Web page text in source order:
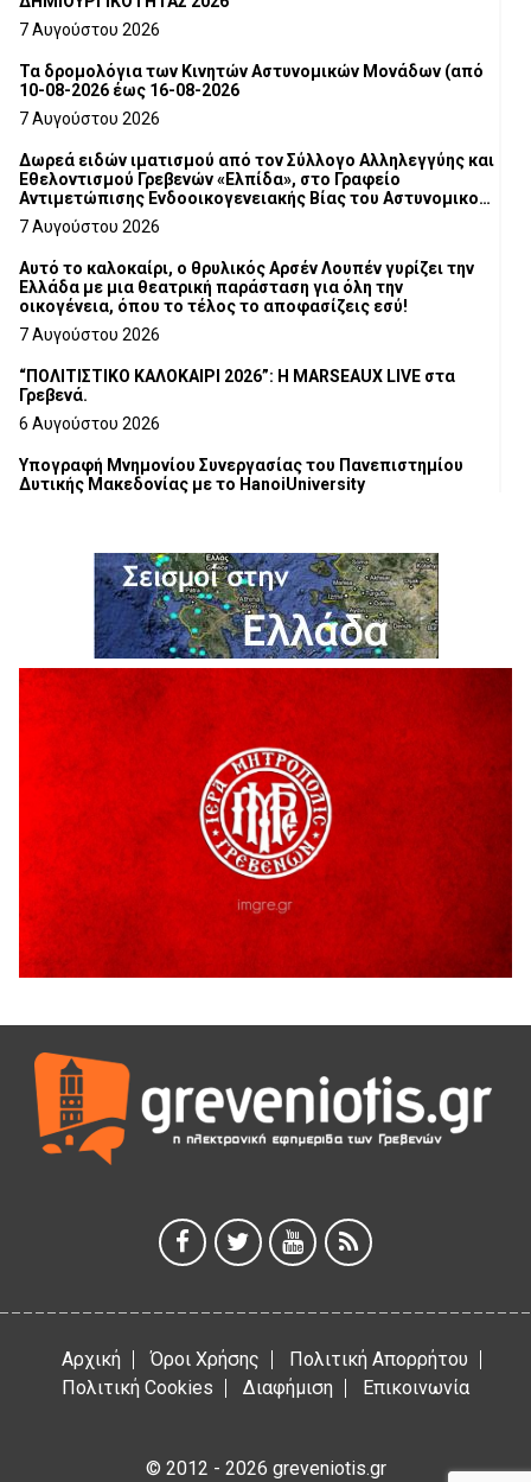
7 Αυγούστου 2026
Τα δρομολόγια των Κινητών Αστυνομικών Μονάδων (από
10-08-2026 έως 16-08-2026
7 Αυγούστου 2026
Δωρεά ειδών ιματισμού από τον Σύλλογο Αλληλεγγύης και
Εθελοντισμού Γρεβενών «Ελπίδα», στο Γραφείο
Αντιμετώπισης Ενδοοικογενειακής Βίας του Αστυνομικού
Τμήματος Γρεβενών
7 Αυγούστου 2026
Αυτό το καλοκαίρι, ο θρυλικός Αρσέν Λουπέν γυρίζει την
Ελλάδα με μια θεατρική παράσταση για όλη την
οικογένεια, όπου το τέλος το αποφασίζεις εσύ!
7 Αυγούστου 2026
“ΠΟΛΙΤΙΣΤΙΚΟ ΚΑΛΟΚΑΙΡΙ 2026”: Η MARSEAUX LIVE στα
Γρεβενά.
6 Αυγούστου 2026
Υπογραφή Μνημονίου Συνεργασίας του Πανεπιστημίου
Δυτικής Μακεδονίας με το HanoiUniversity
Σε απόγνωση λόγω αδέσποτων
6 Αυγούστου 2026
ΔΙΑΚΟΠΗ ΗΛΕΚΤΡΙΚΟΥ ΡΕΥΜΑΤΟΣ
6 Αυγούστου 2026
Ολοκληρώνεται η ασφαλτόστρωση της οδού Περιβόλι –
Αβδέλλα
H παραδοχή λαθών είναι (και) δύναμη
5 Αυγούστου 2026
Ο ΑΝΔΡΕΑΣ ΑΣΛΑΝΙΔΗΣ ΣΥΝΕΧΙΖΕΙ ΣΤΟΝ ΠΡΩΤΕΑ
ΓΡΕΒΕΝΩΝ
5 Αυγούστου 2026
Ευχαριστήριο Εκπολιτιστικού Συλλόγου Ταξιάρχη προς κ.
Παρασχάκη Αθανάσιο
Διακοπή υδροδότησης του Α΄ κλάδου ύδρευσης
5 Αυγούστου 2026
Η Marseaux στα Γρεβενά για μια μοναδική συναυλία
5 Αυγούστου 2026
Θερινό Σινεμά στο πλαίσιο του «Πολιτιστικού
5 Αυγούστου 2026
Αρχική Όροι Χρήσης
Πολιτική Απορρήτου
Πολιτική Cookies
Διαφήμιση Επικοινωνία
© 2012 - 2026 greveniotis.gr